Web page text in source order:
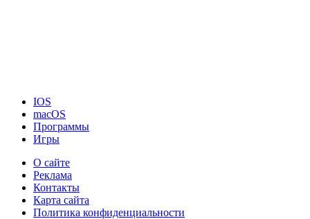
IOS
macOS
Программы
Игры
О сайте
Реклама
Контакты
Карта сайта
Политика конфиденциальности